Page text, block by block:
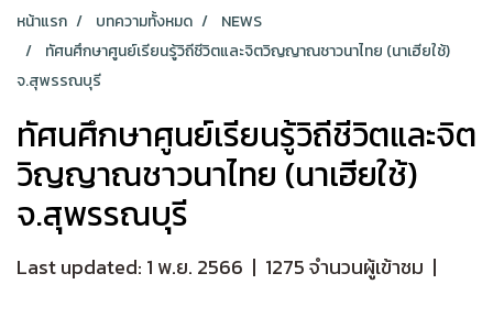
หน้าแรก บทความทั้งหมด
NEWS
ทัศนศึกษาศูนย์เรียนรู้วิถีชีวิตและจิตวิญญาณชาวนาไทย (นาเฮียใช้)
จ.สุพรรณบุรี
ทัศนศึกษาศูนย์เรียนรู้วิถีชีวิตและจิต
วิญญาณชาวนาไทย (นาเฮียใช้)
จ.สุพรรณบุรี
Last updated: 1 พ.ย. 2566 | 1275 จำนวนผู้เข้าชม |